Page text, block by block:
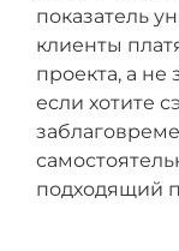
показатель
клиенты
проекта, а не
если хотите
подходящий